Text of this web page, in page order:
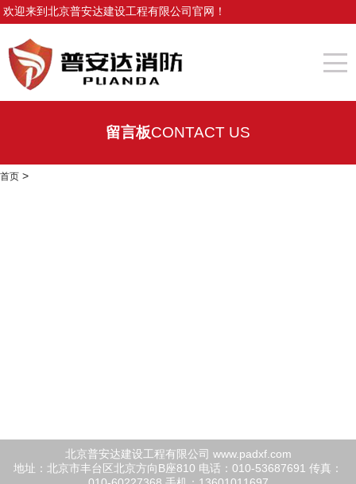
欢迎来到北京普安达建设工程有限公司官网！
留言板CONTACT US
首页 >
北京普安达建设工程有限公司 www.padxf.com
地址：北京市丰台区北京方向B座810 电话：010-53687691 传真：